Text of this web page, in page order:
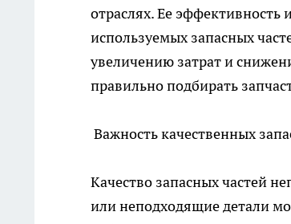
отраслях. Ее эффективность
используемых запасных
увеличению затрат и
правильно подбирать
Важность качественных
Качество запасных частей
или неподходящие детали